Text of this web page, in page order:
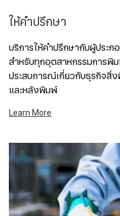
ให้คำปรึกษา
บริการให้คำปรึกษากับผู้ประ
สำหรับทุกอุตสาหกรรมการพิ
ประสบการณ์เกี่ยวกับธุรกิจ
และหลังพิมพ์
Learn More